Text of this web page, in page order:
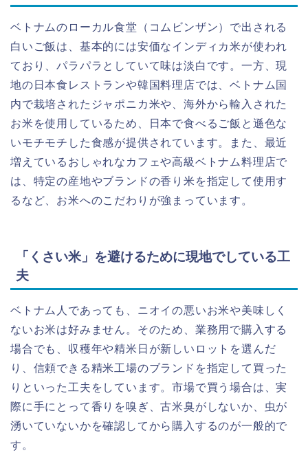
ベトナムのローカル食堂（コムビンザン）で出される
白いご飯は、基本的には安価なインディカ米が使われ
ており、パラパラとしていて味は淡白です。一方、現
地の日本食レストランや韓国料理店では、ベトナム国
内で栽培されたジャポニカ米や、海外から輸入された
お米を使用しているため、日本で食べるご飯と遜色な
いモチモチした食感が提供されています。また、最近
増えているおしゃれなカフェや高級ベトナム料理店で
は、特定の産地やブランドの香り米を指定して使用す
るなど、お米へのこだわりが強まっています。
「くさい米」を避けるために現地でしている工
夫
ベトナム人であっても、ニオイの悪いお米や美味しく
ないお米は好みません。そのため、業務用で購入する
場合でも、収穫年や精米日が新しいロットを選んだ
り、信頼できる精米工場のブランドを指定して買った
りといった工夫をしています。市場で買う場合は、実
際に手にとって香りを嗅ぎ、古米臭がしないか、虫が
湧いていないかを確認してから購入するのが一般的で
す。